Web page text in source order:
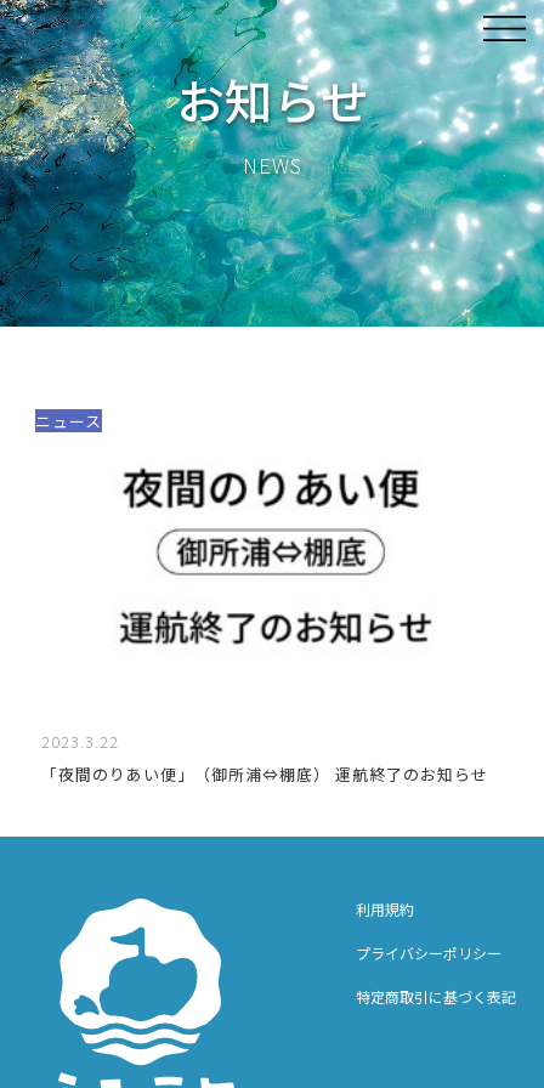
お知らせ
NEWS
ニュース
2023.3.22
「夜間のりあい便」（御所浦⇔棚底） 運航終了のお知らせ
利用規約
プライバシーポリシー
特定商取引に基づく表記